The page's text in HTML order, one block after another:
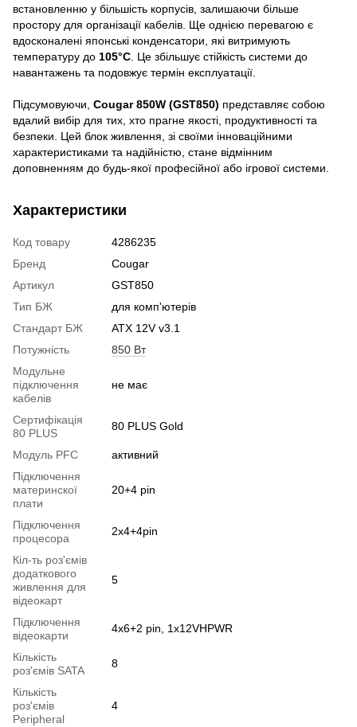
встановленню у більшість корпусів, залишаючи більше
простору для організації кабелів. Ще однією перевагою є
вдосконалені японські конденсатори, які витримують
температуру до 105°C . Це збільшує стійкість системи до
навантажень та подовжує термін експлуатації.
Підсумовуючи, Cougar 850W (GST850) представляє собою
вдалий вибір для тих, хто прагне якості, продуктивності та
безпеки. Цей блок живлення, зі своїми інноваційними
характеристиками та надійністю, стане відмінним
доповненням до будь-якої професійної або ігрової системи.
Характеристики
Код товару
4286235
Бренд
Cougar
Артикул
GST850
Тип БЖ
для комп'ютерів
Стандарт БЖ
ATX 12V v3.1
Потужність
850 Вт
Модульне
підключення
кабелів
не має
Сертифікація
80 PLUS
80 PLUS Gold
Модуль PFC
активний
Підключення
материнскої
плати
20+4 pin
Підключення
процесора
2x4+4pin
Кіл-ть роз'ємів
додаткового
живлення для
відеокарт
5
Підключення
відеокарти
4x6+2 pin, 1x12VHPWR
Кількість
роз'ємів SATA
8
Кількість
роз'ємів
Peripheral
4